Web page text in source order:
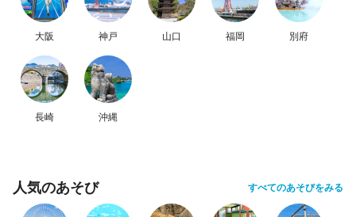
大阪 神戸 山口 福岡 別府
長崎 沖縄
人気のあそび すべてのあそびをみる